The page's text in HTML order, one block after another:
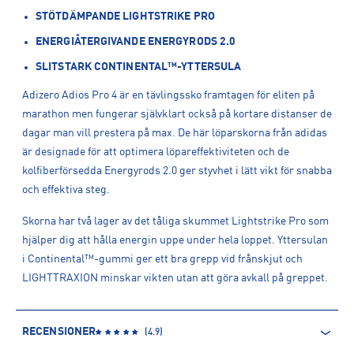
STÖTDÄMPANDE LIGHTSTRIKE PRO
ENERGIÅTERGIVANDE ENERGYRODS 2.0
SLITSTARK CONTINENTAL™-YTTERSULA
Adizero Adios Pro 4 är en tävlingssko framtagen för eliten på
marathon men fungerar självklart också på kortare distanser de
dagar man vill prestera på max. De här löparskorna från adidas
är designade för att optimera löpareffektiviteten och de
kolfiberförsedda Energyrods 2.0 ger styvhet i lätt vikt för snabba
och effektiva steg.
Skorna har två lager av det tåliga skummet Lightstrike Pro som
hjälper dig att hålla energin uppe under hela loppet. Yttersulan
i Continental™-gummi ger ett bra grepp vid frånskjut och
LIGHTTRAXION minskar vikten utan att göra avkall på greppet.
RECENSIONER (4.9)